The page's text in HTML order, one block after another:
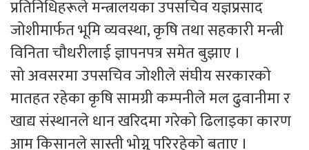
प्रतिनिधिहरूले मन्त्रालयका उपसचिव यज्ञप्रसाद
जोशीमार्फत भूमि व्यवस्था, कृषि तथा सहकारी मन्त्री
विनिता चौधरीलाई ज्ञापनपत्र समेत बुझाए ।
सो अवसरमा उपसचिव जोशीले संघीय सरकारको
मातहत रहेका कृषि सामग्री कम्पनीले मल ढुवानीमा र
खाद्य संस्थानले धान खरिदमा गरेको ढिलाइका कारण
आम किसानले सास्ती भोग्नु परिरहेको बताए ।